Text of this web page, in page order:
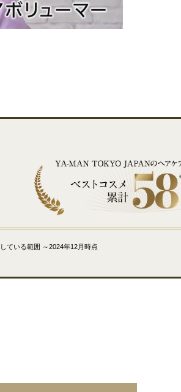
ている範囲 ～2024年12月時点